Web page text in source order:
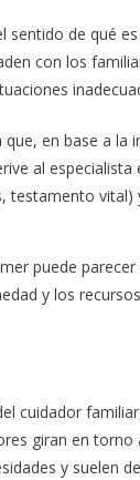
sentido de qué
con los
en base a
al
puede
y los
cuidador
giran en
y suelen